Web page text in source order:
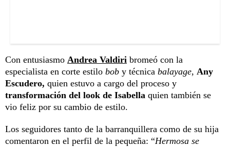
Con entusiasmo Andrea Valdiri bromeó con la
especialista en corte estilo bob y técnica balayage, Any
Escudero, quien estuvo a cargo del proceso y
transformación del look de Isabella quien también se
vio feliz por su cambio de estilo.
Los seguidores tanto de la barranquillera como de su hija
comentaron en el perfil de la pequeña: “Hermosa se